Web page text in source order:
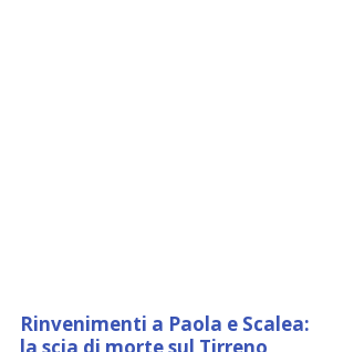
Rinvenimenti a Paola e Scalea: